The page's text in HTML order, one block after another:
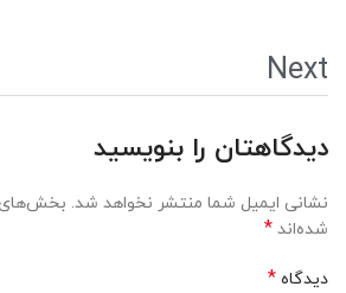
Next
دیدگاهتان را بنویسید
نشانی ایمیل شما منتشر نخواهد شد. بخش‌های
شده‌اند *
دیدگاه *